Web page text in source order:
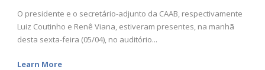
O presidente e o secretário-adjunto da CAAB, respectivamente
Luiz Coutinho e Renê Viana, estiveram presentes, na manhã
desta sexta-feira (05/04), no auditório...
Learn More